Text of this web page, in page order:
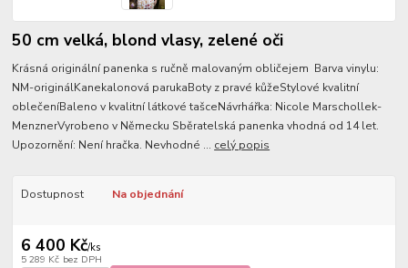
50 cm velká, blond vlasy, zelené oči
Krásná originální panenka s ručně malovaným obličejem Barva vinylu:
NM-originálKanekalonová parukaBoty z pravé kůžeStylové kvalitní
oblečeníBaleno v kvalitní látkové tašceNávrhářka: Nicole Marschollek-
MenznerVyrobeno v Německu Sběratelská panenka vhodná od 14 let.
Upozornění: Není hračka. Nevhodné ... celý popis
Dostupnost Na objednání
6 400 Kč/ks
5 289 Kč bez DPH